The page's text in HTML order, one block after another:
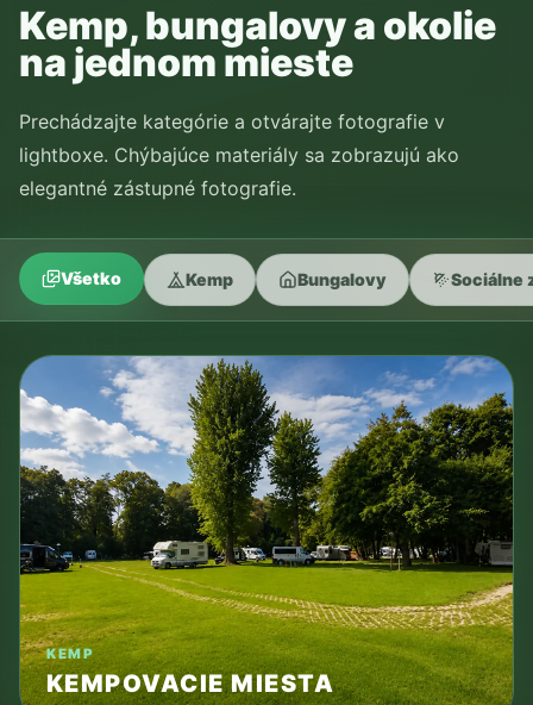
Kemp, bungalovy a okolie
na jednom mieste
Prechádzajte kategórie a otvárajte fotografie v
lightboxe. Chýbajúce materiály sa zobrazujú ako
elegantné zástupné fotografie.
Všetko Kemp Bungalovy Sociálne
KEMP
KEMPOVACIE MIESTA